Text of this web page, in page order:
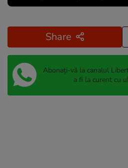
Share
Abonați-vă la canalul
a fi la curent cu